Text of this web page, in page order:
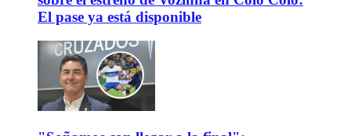
El pase ya está disponible